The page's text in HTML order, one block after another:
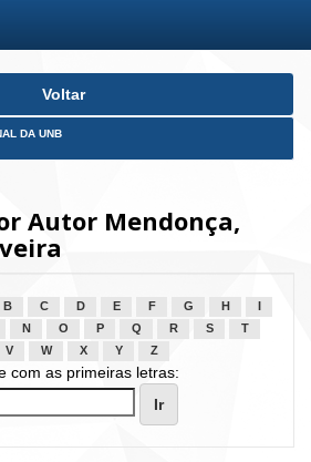
Voltar
DA UNB
Autor Mendonça,
B C D E F G H
N O P Q R S
T
V W X Y Z
com as primeiras letras: